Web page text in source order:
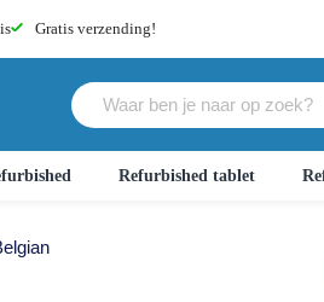
Gratis verzending!
Refurbished tablet